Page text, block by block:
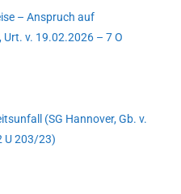
– Anspruch auf
v. 19.02.2026 – 7 O
(SG Hannover, Gb. v.
U 203/23)